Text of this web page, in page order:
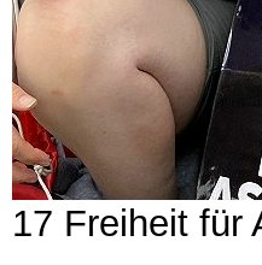
17 Freiheit für